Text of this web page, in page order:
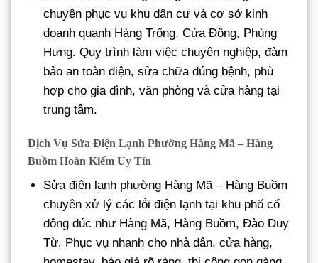
chuyên phục vụ khu dân cư và cơ sở kinh
doanh quanh Hàng Trống, Cửa Đông, Phùng
Hưng. Quy trình làm việc chuyên nghiệp, đảm
bảo an toàn điện, sửa chữa đúng bệnh, phù
hợp cho gia đình, văn phòng và cửa hàng tại
trung tâm.
Dịch Vụ Sửa Điện Lạnh Phường Hàng Mã – Hàng
Buồm Hoàn Kiếm Uy Tín
Sửa điện lạnh phường Hàng Mã – Hàng Buồm
chuyên xử lý các lỗi điện lạnh tại khu phố cổ
đông đúc như Hàng Mã, Hàng Buồm, Đào Duy
Từ. Phục vụ nhanh cho nhà dân, cửa hàng,